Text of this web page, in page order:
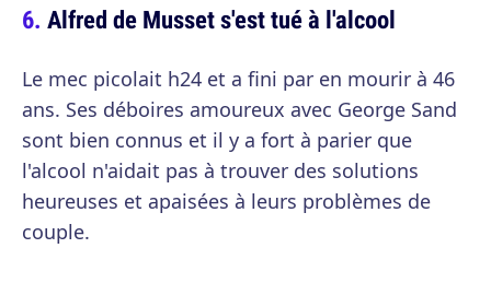
Alfred de Musset s'est tué à l'alcool
Le mec picolait h24 et a fini par en mourir à 46
ans. Ses déboires amoureux avec George Sand
sont bien connus et il y a fort à parier que
l'alcool n'aidait pas à trouver des solutions
heureuses et apaisées à leurs problèmes de
couple.